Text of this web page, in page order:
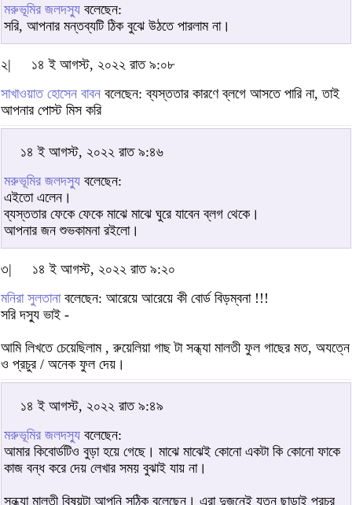
মরুভূমির জলদস্যু বলেছেন:
সরি, আপনার মন্তব্যটি ঠিক বুঝে উঠতে পারলাম না।
২|
১৪ ই আগস্ট, ২০২২ রাত ৯:০৮
সাখাওয়াত হোসেন বাবন বলেছেন: ব্যস্ততার কারণে ব্লগে আসতে পারি না, তাই
আপনার পোস্ট মিস করি
১৪ ই আগস্ট, ২০২২ রাত ৯:৪৬
মরুভূমির জলদস্যু বলেছেন:
এইতো এলেন।
ব্যস্ততার ফেকে ফেকে মাঝে মাঝে ঘুরে যাবেন ব্লগ থেকে।
আপনার জন শুভকামনা রইলো।
৩|
১৪ ই আগস্ট, ২০২২ রাত ৯:২০
মনিরা সুলতানাবলেছেন: আরেয়ে আরেয়ে কী বোর্ড বিড়ম্বনা !!!
সরি দস্যু ভাই -
আমি লিখতে চেয়েছিলাম , রুয়েলিয়া গাছ টা সন্ধ্যা মালতী ফুল গাছের মত, অযত্নে
ও প্রচুর / অনেক ফুল দেয়।
১৪ ই আগস্ট, ২০২২ রাত ৯:৪৯
মরুভূমির জলদস্যু বলেছেন:
আমার কিবোর্ডটিও বুড়া হয়ে গেছে। মাঝে মাঝেই কোনো একটা কি কোনো ফাকে
কাজ বন্ধ করে দেয় লেখার সময় বুঝাই যায় না।
সন্ধ্যা মালতী বিষয়টা আপনি সঠিক বলেছেন। এরা দুজনেই যত্ন ছাড়াই প্রচুর